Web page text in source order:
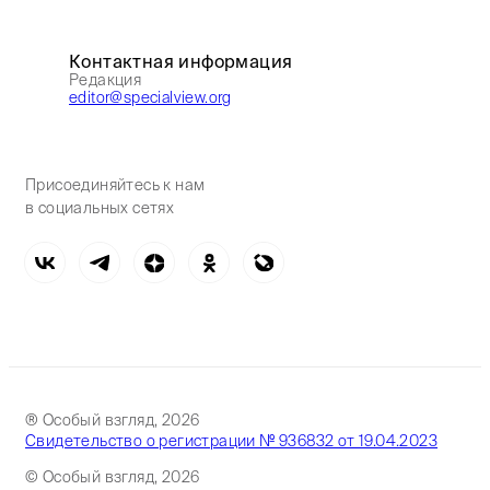
Контактная информация
Редакция
editor@specialview.org
Присоединяйтесь к нам
в социальных сетях
® Особый взгляд, 2026
Свидетельство о регистрации № 936832 от 19.04.2023
© Особый взгляд, 2026